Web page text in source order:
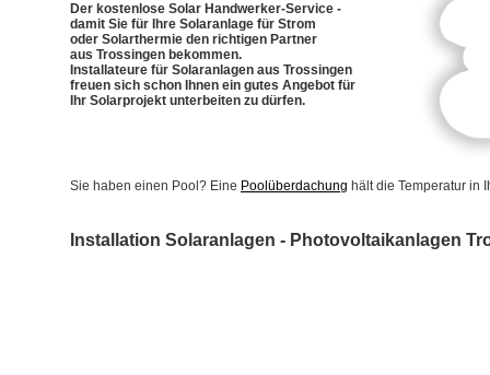
Der kostenlose Solar Handwerker-Service -
damit Sie für Ihre Solaranlage für Strom
oder Solarthermie den richtigen Partner
aus Trossingen bekommen.
Installateure für Solaranlagen aus Trossingen
freuen sich schon Ihnen ein gutes Angebot für
Ihr Solarprojekt unterbeiten zu dürfen.
Sie haben einen Pool? Eine Poolüberdachung hält die Temperatur in
Installation Solaranlagen - Photovoltaikanlagen